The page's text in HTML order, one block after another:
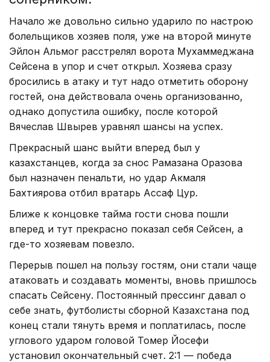
Начало же довольно сильно ударило по настрою
болельщиков хозяев поля, уже на второй минуте
Эйлон Альмог расстрелял ворота Мухаммеджана
Сейсена в упор и счет открыл. Хозяева сразу
бросились в атаку и тут надо отметить оборону
гостей, она действовала очень организованно,
однако допустила ошибку, после которой
Вячеслав Швырев уравнял шансы на успех.
Прекрасный шанс выйти вперед был у
казахстанцев, когда за снос Рамазана Оразова
был назначен пенальти, но удар Акмаля
Бахтиярова отбил вратарь Ассаф Цур.
Ближе к концовке тайма гости снова пошли
вперед и тут прекрасно показал себя Сейсен, а
где-то хозяевам повезло.
Перерыв пошел на пользу гостям, они стали чаще
атаковать и создавать моменты, вновь пришлось
спасать Сейсену. Постоянный прессинг давал о
себе знать, футболисты сборной Казахстана под
конец стали тянуть время и поплатилась, после
углового ударом головой Томер Йосефи
установил окончательный счет. 2:1 — победа